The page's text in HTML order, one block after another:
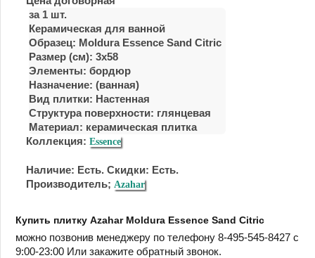
за 1 шт.
Керамическая для ванной
Образец: Moldura Essence Sand Citric
Размер (см): 3x58
Элементы: бордюр
Назначение: (ванная)
Вид плитки: Настенная
Структура поверхности: глянцевая
Материал: керамическая плитка
Коллекция: Essence
Наличие: Есть. Скидки: Есть.
Производитель; Azahar
Купить плитку Azahar Moldura Essence Sand Citric
можно позвонив менеджеру по телефону 8-495-545-8427 с
9:00-23:00 Или закажите обратный звонок.